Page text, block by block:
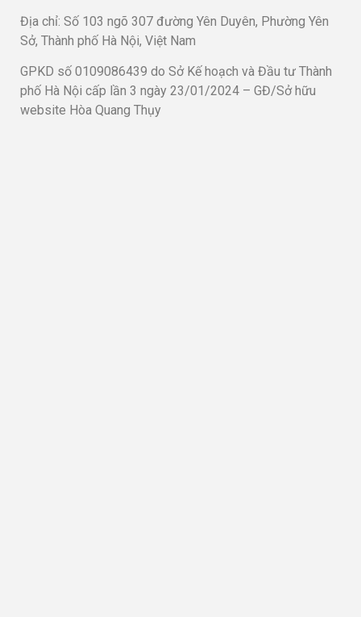
Địa chỉ: Số 103 ngõ 307 đường Yên Duyên, Phường Yên
Sở, Thành phố Hà Nội, Việt Nam
GPKD số 0109086439 do Sở Kế hoạch và Đầu tư Thành
phố Hà Nội cấp lần 3 ngày 23/01/2024 – GĐ/Sở hữu
website Hòa Quang Thụy